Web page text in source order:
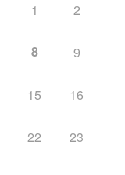
1 2
8 9
15 16
22 23